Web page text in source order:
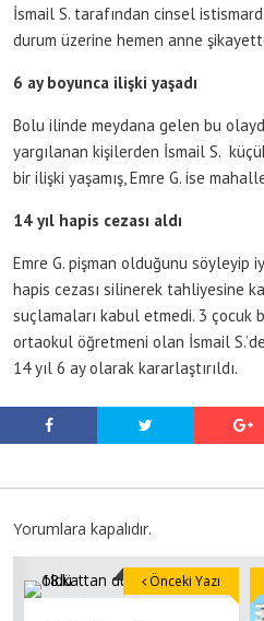
İsmail S. tarafından cinsel
durum üzerine hemen anne
6 ay boyunca ilişki yaşadı
Bolu ilinde meydana gelen bu
yargılanan kişilerden İsmail S.
bir ilişki yaşamış, Emre G. ise
14 yıl hapis cezası aldı
Emre G. pişman olduğunu söyleyip
hapis cezası silinerek tahliyesine
suçlamaları kabul etmedi. 3 çocuk
ortaokul öğretmeni olan İsmail
14 yıl 6 ay olarak kararlaştırıldı.
Yorumlara kapalıdır.
Önceki Yazı